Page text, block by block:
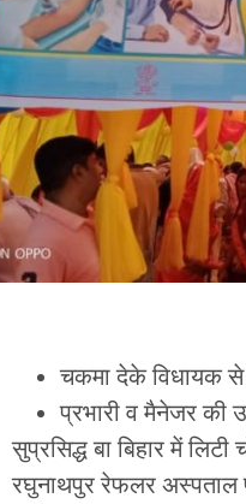
चकमा देके विधायक
प्रभारी व मैनेजर की
सुप्रसिद्ध बा बिहार में
रघुनाथपुर रेफलर अस्पताल